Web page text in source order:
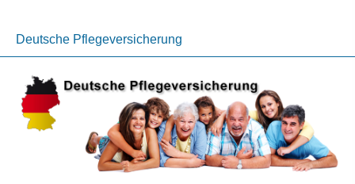
Deutsche Pflege­ver­si­che­rung